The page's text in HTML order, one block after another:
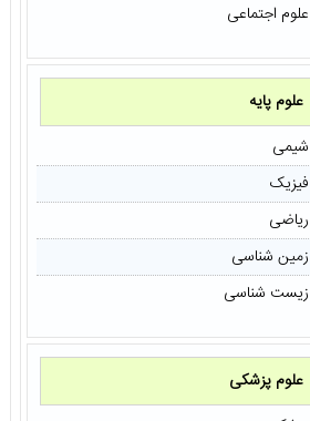
علوم اجتماعی
علوم پایه
شیمی
فیزیک
ریاضی
زمین شناسی
زیست شناسی
علوم پزشکی